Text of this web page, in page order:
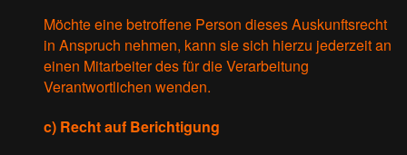
Möchte eine betroffene Person dieses Auskunftsrecht
in Anspruch nehmen, kann sie sich hierzu jederzeit an
einen Mitarbeiter des für die Verarbeitung
Verantwortlichen wenden.
c) Recht auf Berichtigung